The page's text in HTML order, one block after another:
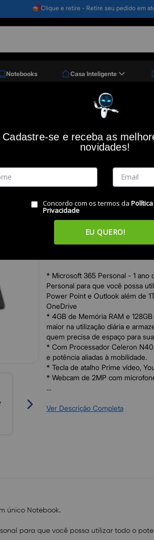
Clique e retire - Retire seu pedido em
Notebooks Casa Inteligente
N4020c, Memória 4gb, Emmc 128gb, Tela Hd
Notebook 14" Multi
HD (1366 x 768),
Código: 48159
Vendido e Entregue por:Miranda
Para quem busca tecnologia,
* Microsoft 365 Personal - 1 ano
Personal para que você possa
Power Point e Outlook além de
OneDrive
* 4GB de Memória RAM e
maior na utilização diária e
quem precisa de espaço para
* Com Processador Celeron
e potência aliadas à mobilidade.
* Tecla de atalho Prime vídeo,
* Webcam de 2MP com
- Processador: Intel Celeron
Kensington Lock
- Alimentação: 100~240V, 24W
Ver Descrição Completa
único Notebook.
para que você possa utilizar todo o
Cadastre-se e receba as
novidades!
Concordo com os termos da
Privacidade
EU QUERO!